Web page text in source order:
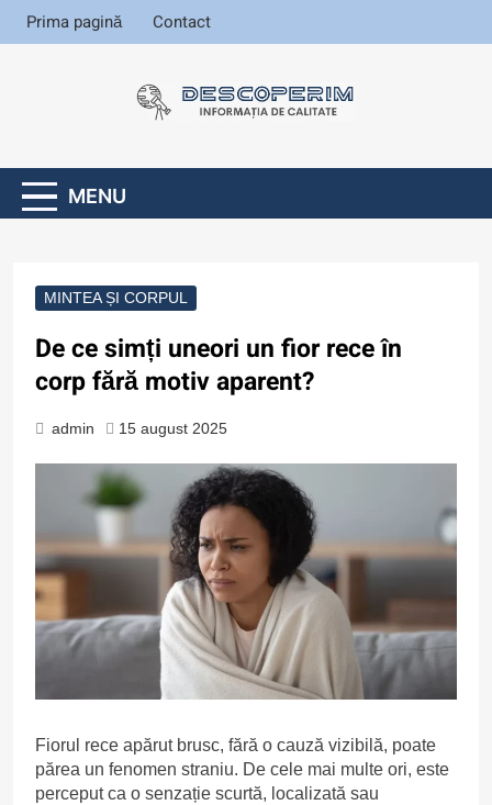
Skip
to
Prima pagină Contact
Descoperim.ro
MENU
MINTEA ȘI CORPUL
De ce simți uneori un fior rece în
corp fără motiv aparent?
admin 15 august 2025
Fiorul rece apărut brusc, fără o cauză vizibilă, poate
părea un fenomen straniu. De cele mai multe ori, este
perceput ca o senzație scurtă, localizată sau